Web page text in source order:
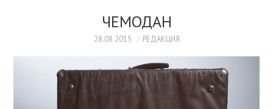
ЧЕМОДАН
28.08.2015 РЕДАКЦИЯ